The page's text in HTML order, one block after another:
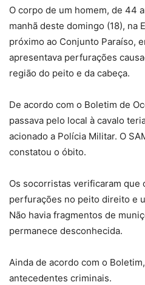
O corpo de um homem, de 44
manhã deste domingo (18), na
próximo ao Conjunto Paraíso,
apresentava perfurações
região do peito e da cabeça.
De acordo com o Boletim de
passava pelo local à cavalo
acionado a Polícia Militar. O
constatou o óbito.
Os socorristas verificaram que
perfurações no peito direito e
Não havia fragmentos de
permanece desconhecida.
Ainda de acordo com o
antecedentes criminais.